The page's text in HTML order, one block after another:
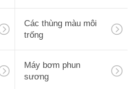
Các thùng màu môi
trống
Máy bơm phun
sương